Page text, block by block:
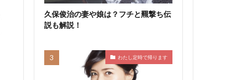
久保俊治の妻や娘は？フチと羆撃ち伝
説も解説！
わたし定時で帰ります